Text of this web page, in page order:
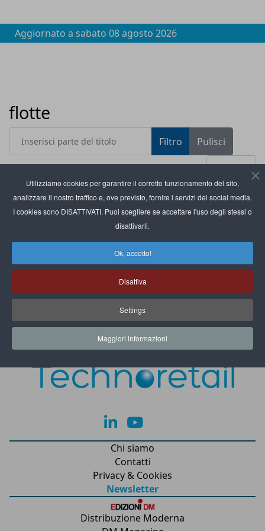
Utilizziamo cookies per garantire il corretto funzionamento del sito,
analizzare il nostro traffico e, ove previsto, fornire i servizi dei social media.
I cookies sono DISATTIVATI. Puoi scegliere se accettare l'uso degli stessi o
disattivarli.
Ok, accetto!
Disattiva
Settings
Maggiori informazioni
Aggiornato a sabato 08 agosto 2026
flotte
Inserisci parte del titolo Filtro
Pulisci
Visualizza #
Titolo
Linde MH lancia myLinde, il portale unico per la
Webfleet lancia la GenAI che rivoluziona la
gestione delle flotte
Fercam e Transporeon, una partnership che
guarda al futuro
lk yt
Chi siamo
Contatti
Privacy & Cookies
Newsletter
Distribuzione Moderna